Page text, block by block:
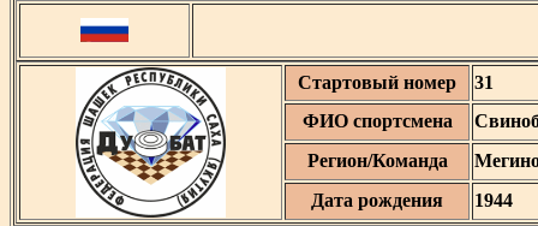
Стартовый номер
31
ФИО спортсмена
Регион/Команда
Дата рождения
1944